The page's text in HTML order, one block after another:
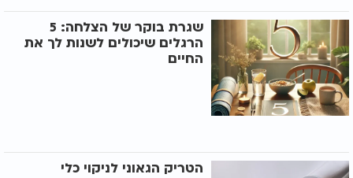
שגרת בוקר של הצלחה: 5
הרגלים שיכולים לשנות לך את
החיים
הטריק הגאוני לניקוי כלי